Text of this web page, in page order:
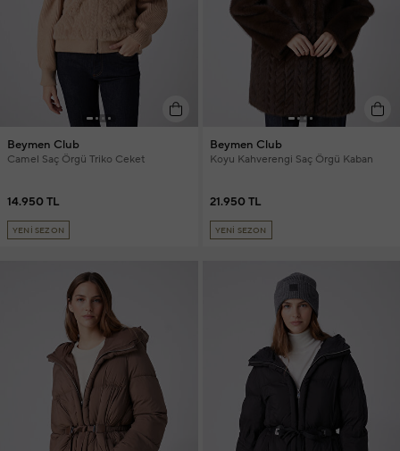
Beymen Club
Camel Saç Örgü Triko Ceket
14.950 TL
YENİ SEZON
Beymen Club
Koyu Kahverengi Saç Örgü Kaban
21.950 TL
YENİ SEZON